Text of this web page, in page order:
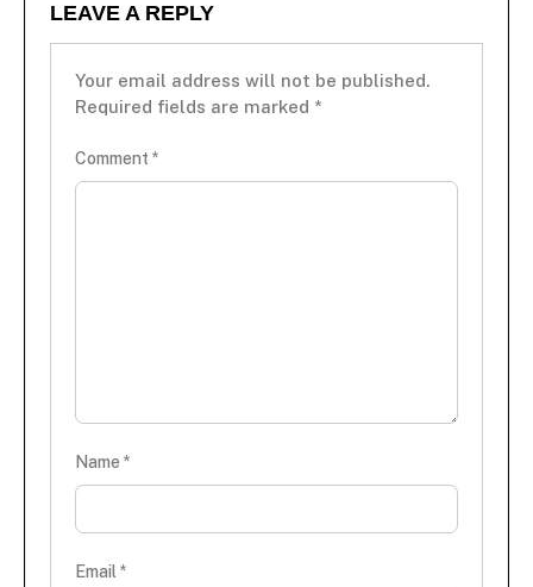
LEAVE A REPLY
Your email address will not be published.
Required fields are marked *
Comment *
Name *
Email *